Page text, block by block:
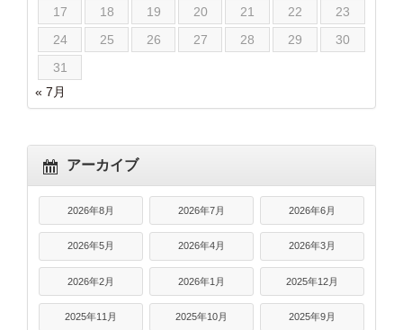
17
18 19 20 21 22
23
24
25 26 27 28 29
30
31
« 7月
アーカイブ
2026年8月 2026年7月 2026年6月
2026年5月 2026年4月 2026年3月
2026年2月 2026年1月 2025年12月
2025年11月 2025年10月 2025年9月